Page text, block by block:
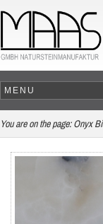
You are on the page: Onyx